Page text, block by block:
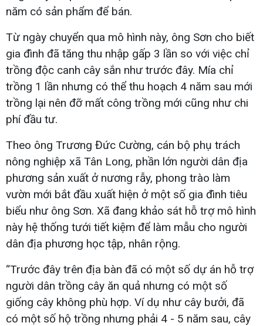
năm có sản phẩm để bán.
Từ ngày chuyển qua mô hình này, ông Sơn cho biết
gia đình đã tăng thu nhập gấp 3 lần so với việc chỉ
trồng độc canh cây sắn như trước đây. Mía chỉ
trồng 1 lần nhưng có thể thu hoạch 4 năm sau mới
trồng lại nên đỡ mất công trồng mới cũng như chi
phí đầu tư.
Theo ông Trương Đức Cường, cán bộ phụ trách
nông nghiệp xã Tân Long, phần lớn người dân địa
phương sản xuất ở nương rẫy, phong trào làm
vườn mới bắt đầu xuất hiện ở một số gia đình tiêu
biểu như ông Sơn. Xã đang khảo sát hỗ trợ mô hình
này hệ thống tưới tiết kiệm để làm mẫu cho người
dân địa phương học tập, nhân rộng.
“Trước đây trên địa bàn đã có một số dự án hỗ trợ
người dân trồng cây ăn quả nhưng có một số
giống cây không phù hợp. Ví dụ như cây bưởi, đã
có một số hộ trồng nhưng phải 4 - 5 năm sau, cây